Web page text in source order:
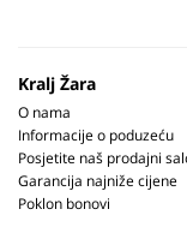
Kralj Žara
O nama
Informacije o poduzeću
Posjetite naš prodajni
Garancija najniže cijene
Poklon bonovi